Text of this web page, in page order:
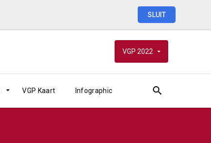
SLUIT
VGP 2022
VGP Kaart Infographic